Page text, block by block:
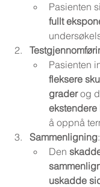
Pasienten
fullt
Pasienten
fleksere
grader og
å oppnå
Sammenligning:
Den
uskadde